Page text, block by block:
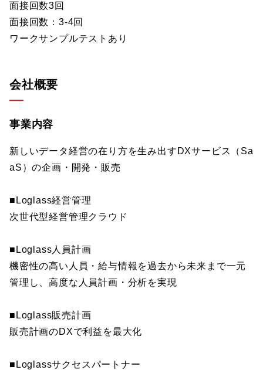
面接回数3回
面接回数：3-4回
ワークサンプルテストあり
会社概要
事業内容
新しいデータ経営の在り方を生み出すDXサービス（Sa
aS）の企画・開発・販売
■Loglass経営管理
次世代型経営管理クラウド
■Loglass人員計画
機密性の高い人員・給与情報を過去から未来まで一元
管理し、高度な人員計画・分析を実現
■Loglass販売計画
販売計画のDXで利益を最大化
■Loglassサクセスパートナー